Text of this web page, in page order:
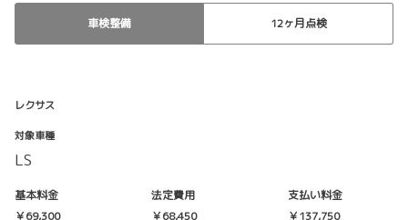
車検整備 12ヶ月点検
レクサス
対象車種
LS
基本料金
￥69,300
法定費用
￥68,450
支払い料金
￥137,750